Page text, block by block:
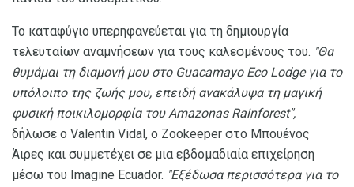
Το καταφύγιο υπερηφανεύεται για τη δημιουργία
τελευταίων αναμνήσεων για τους καλεσμένους του. "Θα
θυμάμαι τη διαμονή μου στο Guacamayo Eco Lodge για το
υπόλοιπο της ζωής μου, επειδή ανακάλυψα τη μαγική
φυσική ποικιλομορφία του Amazonas Rainforest",
δήλωσε ο Valentin Vidal, ο Zookeeper στο Μπουένος
Άιρες και συμμετέχει σε μια εβδομαδιαία επιχείρηση
μέσω του Imagine Ecuador. "Εξέδωσα περισσότερα για το